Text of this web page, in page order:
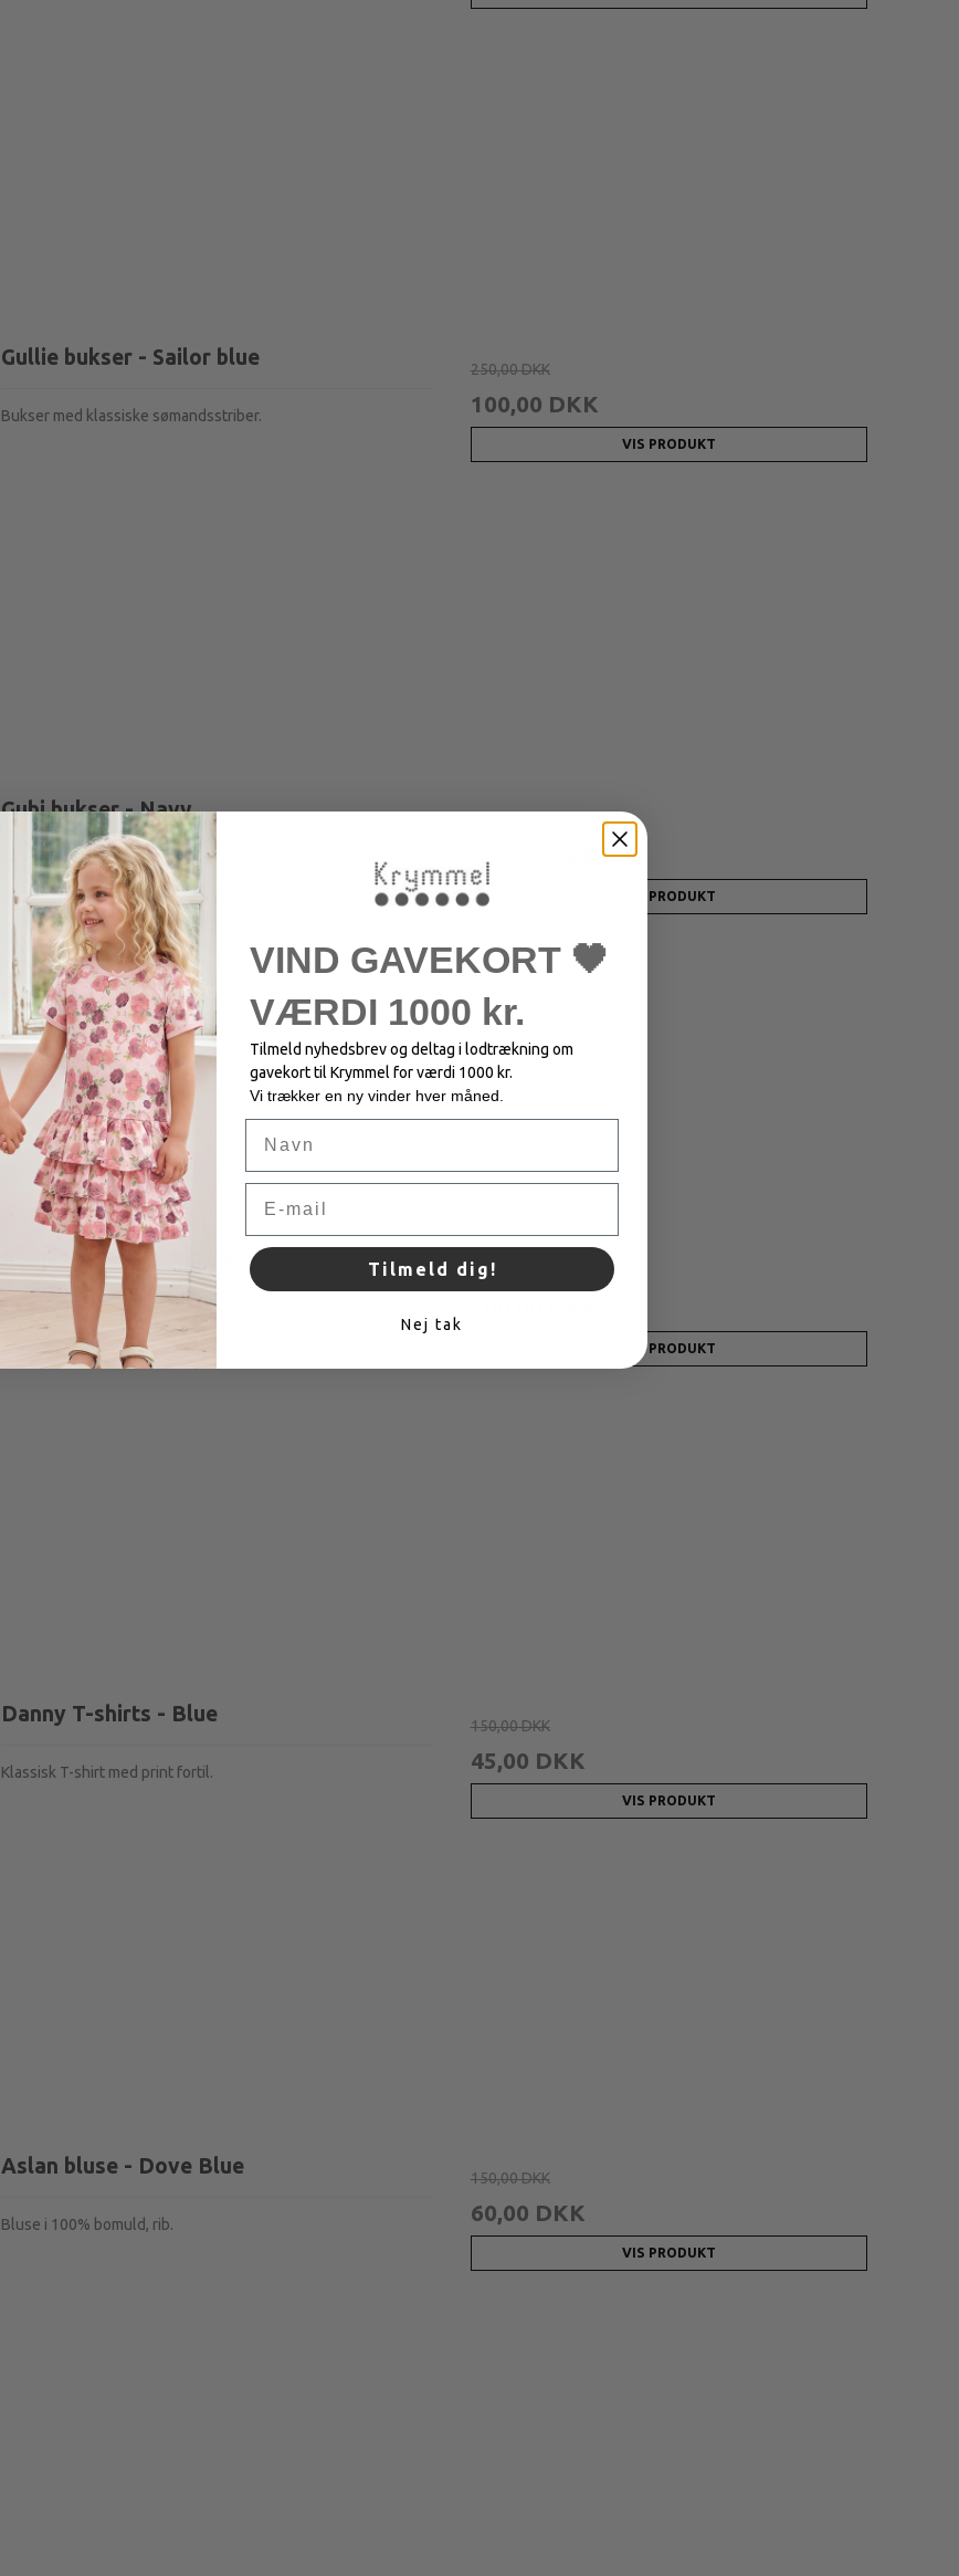
Gullie bukser - Sailor blue
Bukser med klassiske sømandsstriber.
250,00 DKK
100,00 DKK
VIS PRODUKT
Gubi bukser - Navy
Sweatbukser med blød bagside. 100,00 DKK
VIS PRODUKT
Banja bukser - Light navy
Bløde og behagelige velour bukser.
250,00 DKK
VIS PRODUKT
Danny T-shirts - Blue
Klassisk T-shirt med print fortil.
150,00 DKK
45,00 DKK
VIS PRODUKT
Aslan bluse - Dove Blue
Bluse i 100% bomuld, rib.
150,00 DKK
60,00 DKK
VIS PRODUKT
VIND GAVEKORT 🖤
VÆRDI 1000 kr.
Tilmeld nyhedsbrev og deltag i lodtrækning om
gavekort til Krymmel for værdi 1000 kr.
Vi trækker en ny vinder hver måned.
Tilmeld dig!
Nej tak